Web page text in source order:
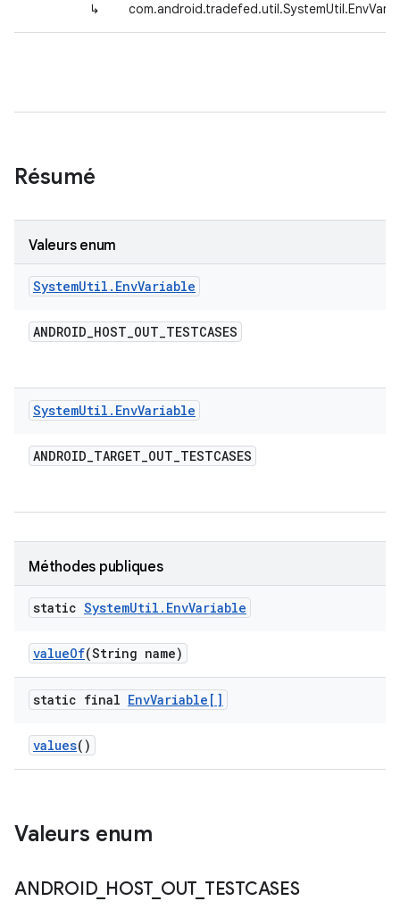
↳
Résumé
Valeurs enum
SystemUtil . EnvVariable
ANDROID_HOST_OUT_TESTCASES
SystemUtil . EnvVariable
ANDROID_TARGET_OUT_TESTCASES
Méthodes publiques
static SystemUtil . EnvVariable
valueOf(String name)
static final EnvVariable[]
values()
Valeurs enum
ANDROID_ HOST_ OUT_ TESTCASES